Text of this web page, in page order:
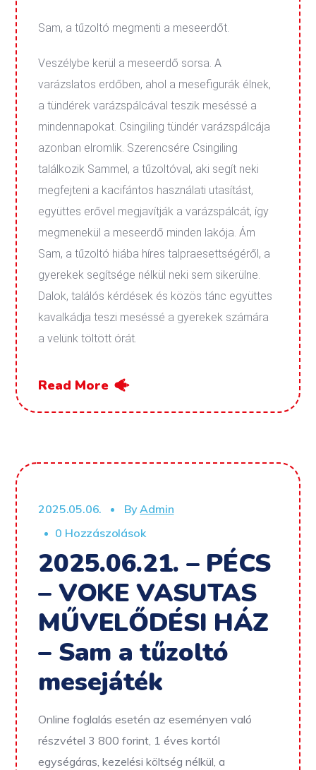
Sam, a tűzoltó megmenti a meseerdőt.
Veszélybe kerül a meseerdő sorsa. A
varázslatos erdőben, ahol a mesefigurák élnek,
a tündérek varázspálcával teszik meséssé a
mindennapokat. Csingiling tündér varázspálcája
azonban elromlik. Szerencsére Csingiling
találkozik Sammel, a tűzoltóval, aki segít neki
megfejteni a kacifántos használati utasítást,
együttes erővel megjavítják a varázspálcát, így
megmenekül a meseerdő minden lakója. Ám
Sam, a tűzoltó hiába híres talpraesettségéről, a
gyerekek segítsége nélkül neki sem sikerülne.
Dalok, találós kérdések és közös tánc együttes
kavalkádja teszi meséssé a gyerekek számára
a velünk töltött órát.
Read More
2025.05.06. ByAdmin
0 Hozzászolások
2025.06.21. – PÉCS
– VOKE VASUTAS
MŰVELŐDÉSI HÁZ
– Sam a tűzoltó
mesejáték
Online foglalás esetén az eseményen való
részvétel 3 800 forint, 1 éves kortól
egységáras, kezelési költség nélkül, a